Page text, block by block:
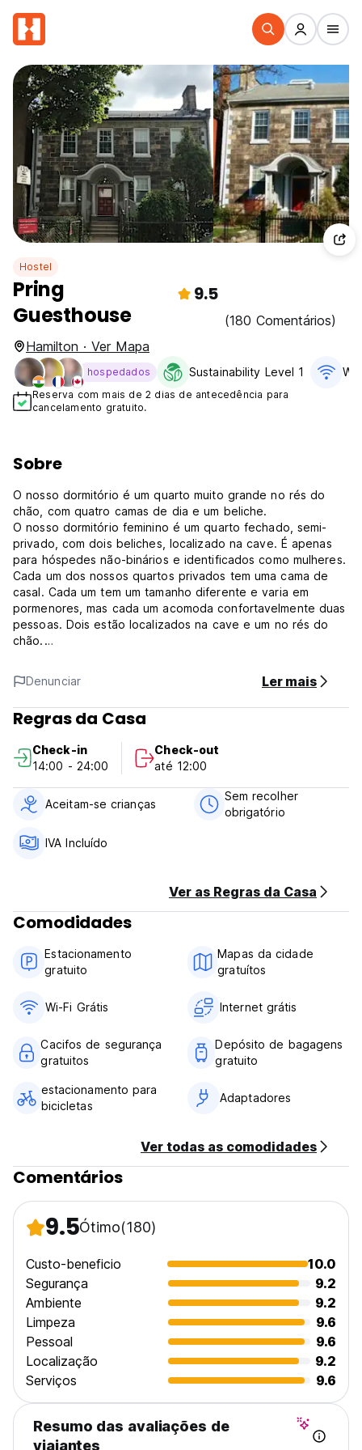
Hostel
Pring
Guesthouse
9.5
(180 Comentários)
Hamilton · Ver Mapa
hospedados Sustainability Level 1
Reserva com mais de 2 dias de antecedência para
cancelamento gratuito.
Sobre
O nosso dormitório é um quarto muito grande no rés do
chão, com quatro camas de dia e um beliche.
O nosso dormitório feminino é um quarto fechado, semi-
privado, com dois beliches, localizado na cave. É apenas
para hóspedes não-binários e identificados como mulheres.
Cada um dos nossos quartos privados tem uma cama de
casal. Cada um tem um tamanho diferente e varia em
pormenores, mas cada um acomoda confortavelmente duas
pessoas. Dois estão localizados na cave e um no rés do
chão.
hóspedes e de chamadas telefónicas locais gratuitas.
Temos ar condicionado e aquecimento central, bem como
cobertores e almofadas de reserva, e roupa de cama e
toalhas gratuitas. A cozinha está totalmente equipada para
comum tem jogos, livros e cadeiras confortáveis. Os nossos
espaços exteriores são privados e atraentes, com áreas de
estar.
Por favor, tenha em atenção:
Aceitamos cartões de crédito, cartões de débito e
pagamentos em dinheiro à chegada.
O pequeno-almoço não está incluído.
Os impostos estão incluídos. (Auto-translated from original
language)
Denunciar Ler mais
Regras da Casa
Check-in
14:00 - 24:00
Check-out
até 12:00
Aceitam-se crianças
Sem recolher
obrigatório
IVA Incluído
Ver as Regras da Casa
Comodidades
Estacionamento
gratuito
Mapas da cidade
gratuítos
Wi-Fi Grátis Internet grátis
Cacifos de segurança
gratuitos
Depósito de bagagens
gratuito
estacionamento para
bicicletas
Adaptadores
Ver todas as comodidades
Comentários
9.5Ótimo(180)
Custo-beneficio
10.0
Segurança
9.2
Ambiente
9.2
Limpeza
9.6
Pessoal
9.6
Localização
9.2
Serviços
9.6
Resumo das avaliações de
viajantes